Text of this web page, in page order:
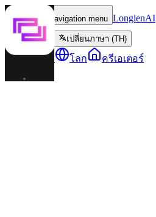
Toggle navigation menu LonglenAI
เปลี่ยนภาษา (TH)
ตัวละคร โลก ครีเอเตอร์